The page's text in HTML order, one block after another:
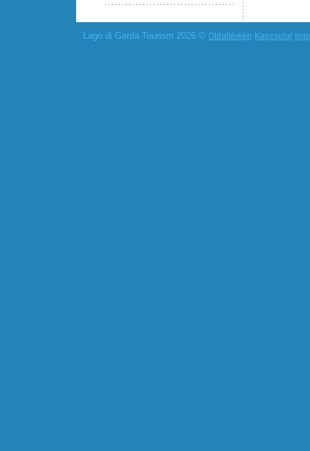
Lago di Garda Tourism 2026 © Oldaltérkép Kapcsolat